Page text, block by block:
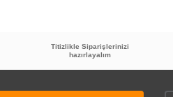
Yorum Yaz
Titizlikle Siparişlerinizi
hazırlayalım